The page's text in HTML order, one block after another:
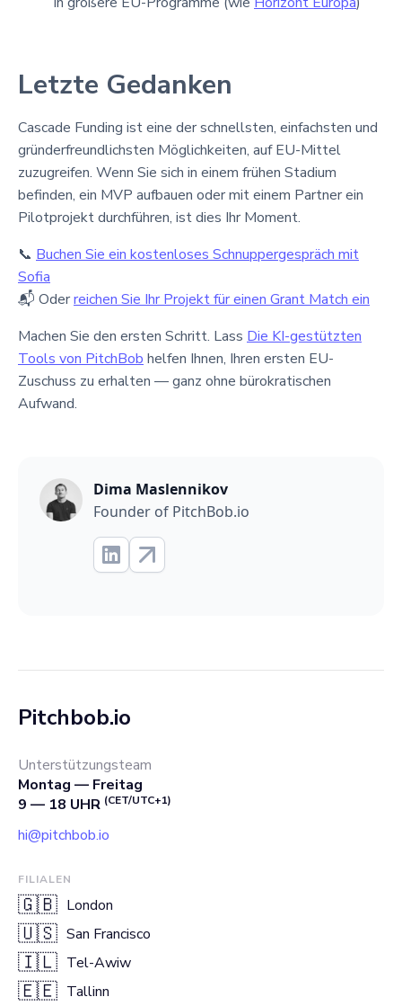
Letzte Gedanken
Cascade Funding ist eine der schnellsten, einfachsten und
gründerfreundlichsten Möglichkeiten, auf EU-Mittel
zuzugreifen. Wenn Sie sich in einem frühen Stadium
befinden, ein MVP aufbauen oder mit einem Partner ein
Pilotprojekt durchführen, ist dies Ihr Moment.
📞 Buchen Sie ein kostenloses Schnuppergespräch mit
Sofia
📬 Oderreichen Sie Ihr Projekt für einen Grant Match ein
Machen Sie den ersten Schritt. Lass Die KI-gestützten
Tools von PitchBob helfen Ihnen, Ihren ersten EU-
Zuschuss zu erhalten — ganz ohne bürokratischen
Aufwand.
Dima Maslennikov
Founder of PitchBob.io
Pitchbob.io
Unterstützungsteam
Montag — Freitag
9 — 18 UHR (CET/UTC+1)
hi@pitchbob.io
FILIALEN
🇬🇧 London
🇺🇸 San Francisco
🇮🇱 Tel-Awiw
🇪🇪 Tallinn